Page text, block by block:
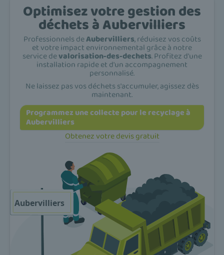
Optimisez votre gestion des
déchets à Aubervilliers
Professionnels deAubervilliers, réduisez vos coûts
et votre impact environnemental grâce à notre
service devalorisation-des-dechets. Profitez d'une
installation rapide et d'un accompagnement
personnalisé.
Ne laissez pas vos déchets s'accumuler, agissez dès
maintenant.
Programmez une collecte pour le recyclage à
Aubervilliers
Obtenez votre devis gratuit